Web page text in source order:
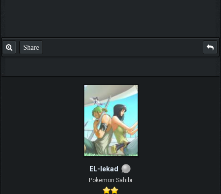
Share
EL-lekad
Pokemon Sahibi